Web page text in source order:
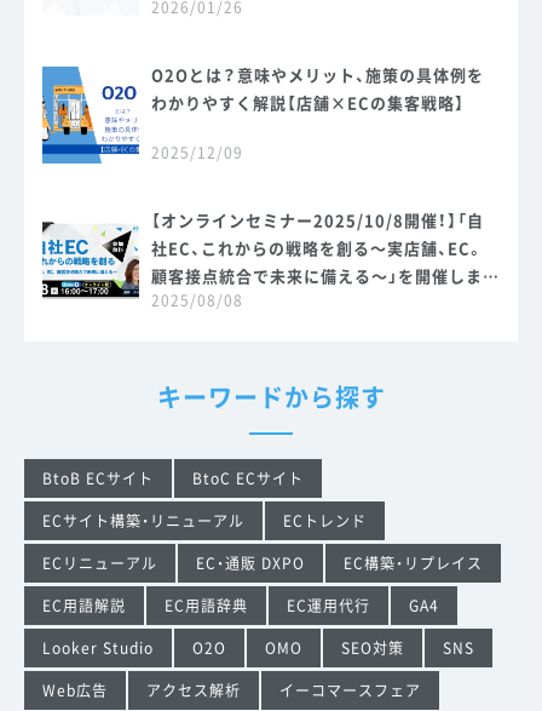
2026/01/26
O2Oとは？意味やメリット、施策の具体例を
わかりやすく解説【店舗×ECの集客戦略】
2025/12/09
【オンラインセミナー2025/10/8開催！】「自
社EC、これからの戦略を創る～実店舗、EC。
顧客接点統合で未来に備える～」を開催しま
す。
2025/08/08
キーワードから探す
BtoB ECサイト
BtoC ECサイト
ECサイト構築・リニューアル
ECトレンド
ECリニューアル
EC・通販 DXPO
EC構築・リプレイス
EC用語解説
EC用語辞典 EC運用代行
GA4
Looker Studio
O2O OMO SEO対策
SNS
Web広告
アクセス解析
イーコマースフェア